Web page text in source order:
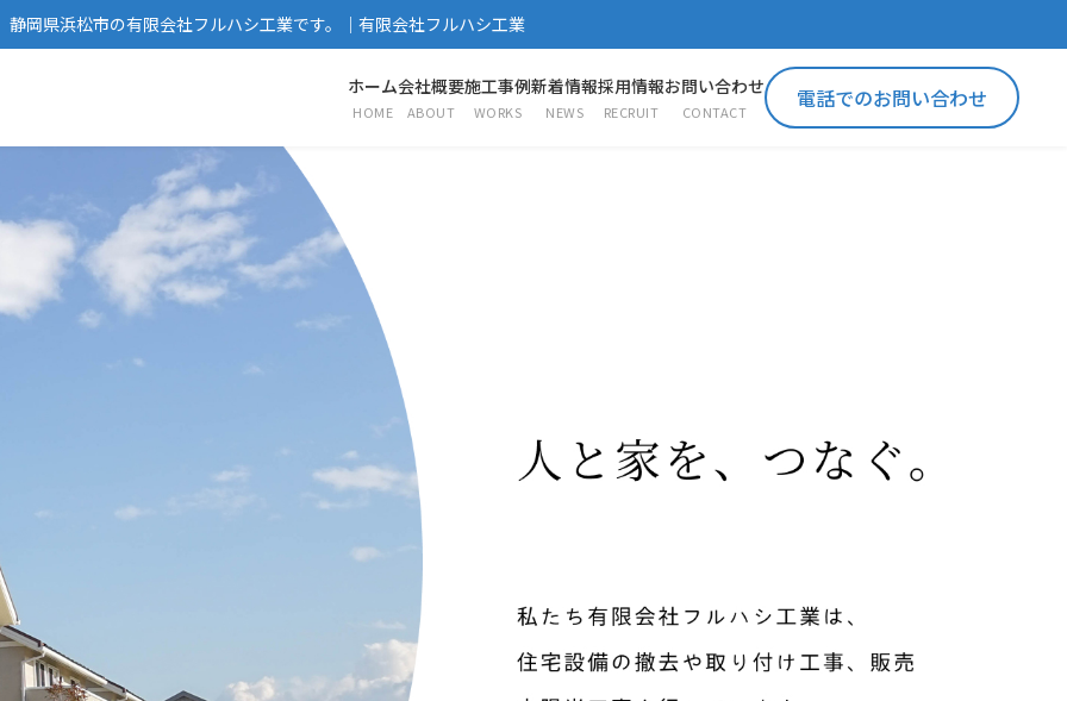
静岡県浜松市の有限会社フルハシ工業です。｜有限会社フルハシ工業
ホーム
HOME
会社概要
ABOUT
施工事例
WORKS
新着情報
NEWS
採用情報
RECRUIT
お問い合わせ
CONTACT 電話でのお問い合わせ